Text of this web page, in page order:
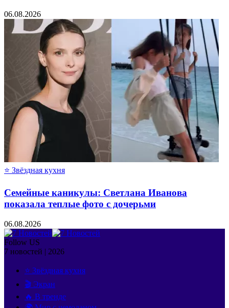
06.08.2026
⭐ Звёздная кухня
Семейные каникулы: Светлана Иванова
показала теплые фото с дочерьми
06.08.2026
Follow US
7 новостей | 2026
⭐ Звёздная кухня
🎬 Экран
🔥 В тренде